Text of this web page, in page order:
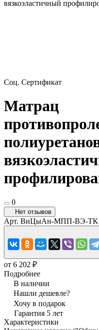
вязкоэластичный
Соц. Сертификат
Матрац
0
Нет отзывов
Арт. ВиЦыАн-МПП-ВЭ-
от 6 202 ₽
Подробнее
В наличии
Нашли дешевле?
Хочу в подарок
Гарантия 5 лет
Характеристики